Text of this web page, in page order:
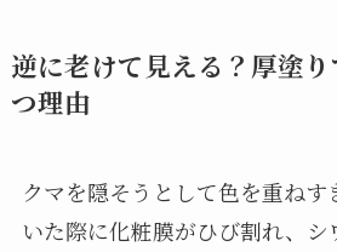
逆に老けて見える？厚塗
つ理由
クマを隠そうとして色を重ね
いた際に化粧膜がひび割れ、